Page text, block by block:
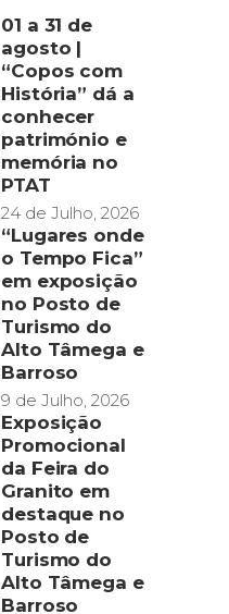
01 a 31 de
agosto |
“Copos com
História” dá a
conhecer
património e
memória no
PTAT
24 de Julho, 2026
“Lugares onde
o Tempo Fica”
em exposição
no Posto de
Turismo do
Alto Tâmega e
Barroso
9 de Julho, 2026
Exposição
Promocional
da Feira do
Granito em
destaque no
Posto de
Turismo do
Alto Tâmega e
Barroso